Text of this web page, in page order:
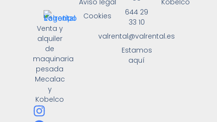
Venta y
alquiler
de
maquinaria
pesada
Mecalac
y
Kobelco
644 29
33 10
valrental@valrental.es
Estamos
aquí
Cookies